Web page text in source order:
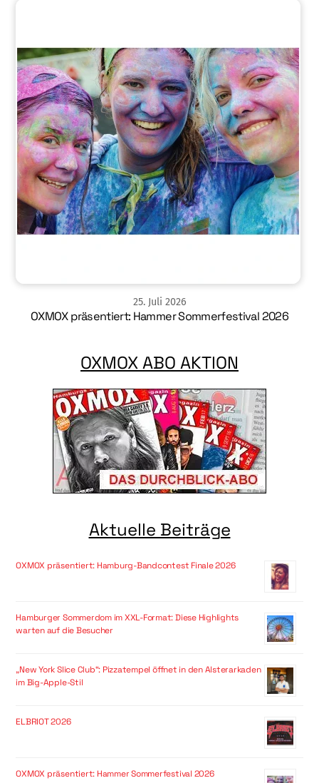
25. Juli 2026
OXMOX präsentiert: Hammer Sommerfestival 2026
OXMOX ABO AKTION
Aktuelle Beiträge
OXMOX präsentiert: Hamburg-Bandcontest Finale 2026
Hamburger Sommerdom im XXL-Format: Diese Highlights
warten auf die Besucher
„New York Slice Club“: Pizzatempel öffnet in den Alsterarkaden
im Big-Apple-Stil
ELBRIOT 2026
OXMOX präsentiert: Hammer Sommerfestival 2026